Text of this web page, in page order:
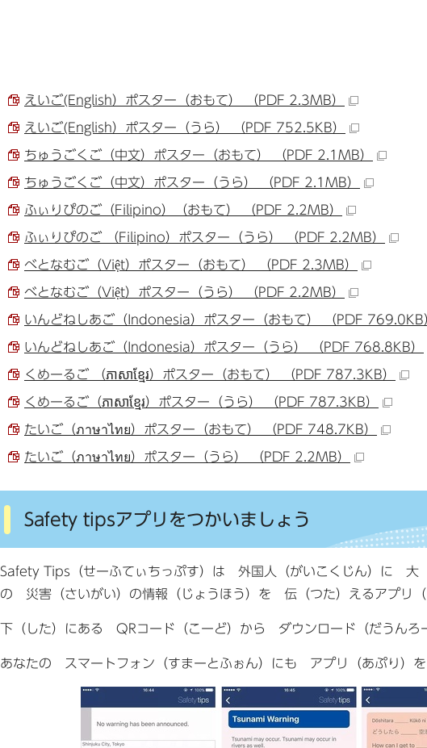
えいご(English）ポスター（おもて） （PDF 2.3MB）
えいご(English）ポスター（うら） （PDF 752.5KB）
ちゅうごくご（中文）ポスター（おもて） （PDF 2.1MB）
ちゅうごくご（中文）ポスター（うら） （PDF 2.1MB）
ふぃりぴのご（Filipino）（おもて） （PDF 2.2MB）
ふぃりぴのご （Filipino）ポスター（うら） （PDF 2.2MB）
べとなむご（Việt）ポスター（おもて） （PDF 2.3MB）
べとなむご（Việt）ポスター（うら） （PDF 2.2MB）
いんどねしあご（Indonesia）ポスター（おもて） （PDF 769.0KB
いんどねしあご（Indonesia）ポスター（うら） （PDF 768.8KB）
くめーるご （ភាសាខ្មែរ）ポスター（おもて） （PDF 787.3KB）
くめーるご（ភាសាខ្មែរ）ポスター（うら） （PDF 787.3KB）
たいご（ภาษาไทย）ポスター（おもて） （PDF 748.7KB）
たいご（ภาษาไทย）ポスター（うら） （PDF 2.2MB）
Safety tipsアプリをつかいましょう
Safety Tips（せーふてぃちっぷす）は 外国人（がいこくじん）に 大
の 災害（さいがい）の情報（じょうほう）を 伝（つた）えるアプリ
下（した）にある QRコード（こーど）から ダウンロード（だうんろ
あなたの スマートフォン（すまーとふぉん）にも アプリ（あぷり）